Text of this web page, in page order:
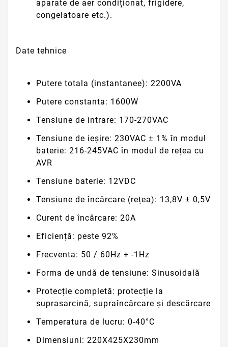
aparate de aer condiționat, frigidere,
congelatoare etc.).
Date tehnice
Putere totala (instantanee): 2200VA
Putere constanta: 1600W
Tensiune de intrare: 170-270VAC
Tensiune de ieșire: 230VAC ± 1% în modul
baterie: 216-245VAC în modul de rețea cu
AVR
Tensiune baterie: 12VDC
Tensiune de încărcare (rețea): 13,8V ± 0,5V
Curent de încărcare: 20A
Eficiență: peste 92%
Frecventa: 50 / 60Hz + -1Hz
Forma de undă de tensiune: Sinusoidală
Protecție completă: protecție la
suprasarcină, supraîncărcare și descărcare
Temperatura de lucru: 0-40°C
Dimensiuni: 220X425X230mm